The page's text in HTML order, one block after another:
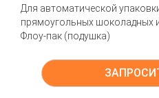
Для автоматической
прямоугольных шоколадных
Флоу-пак (подушка)